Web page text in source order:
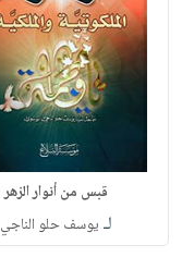
قبس من أنوار الزهر
لـ يوسف حلو الناجي